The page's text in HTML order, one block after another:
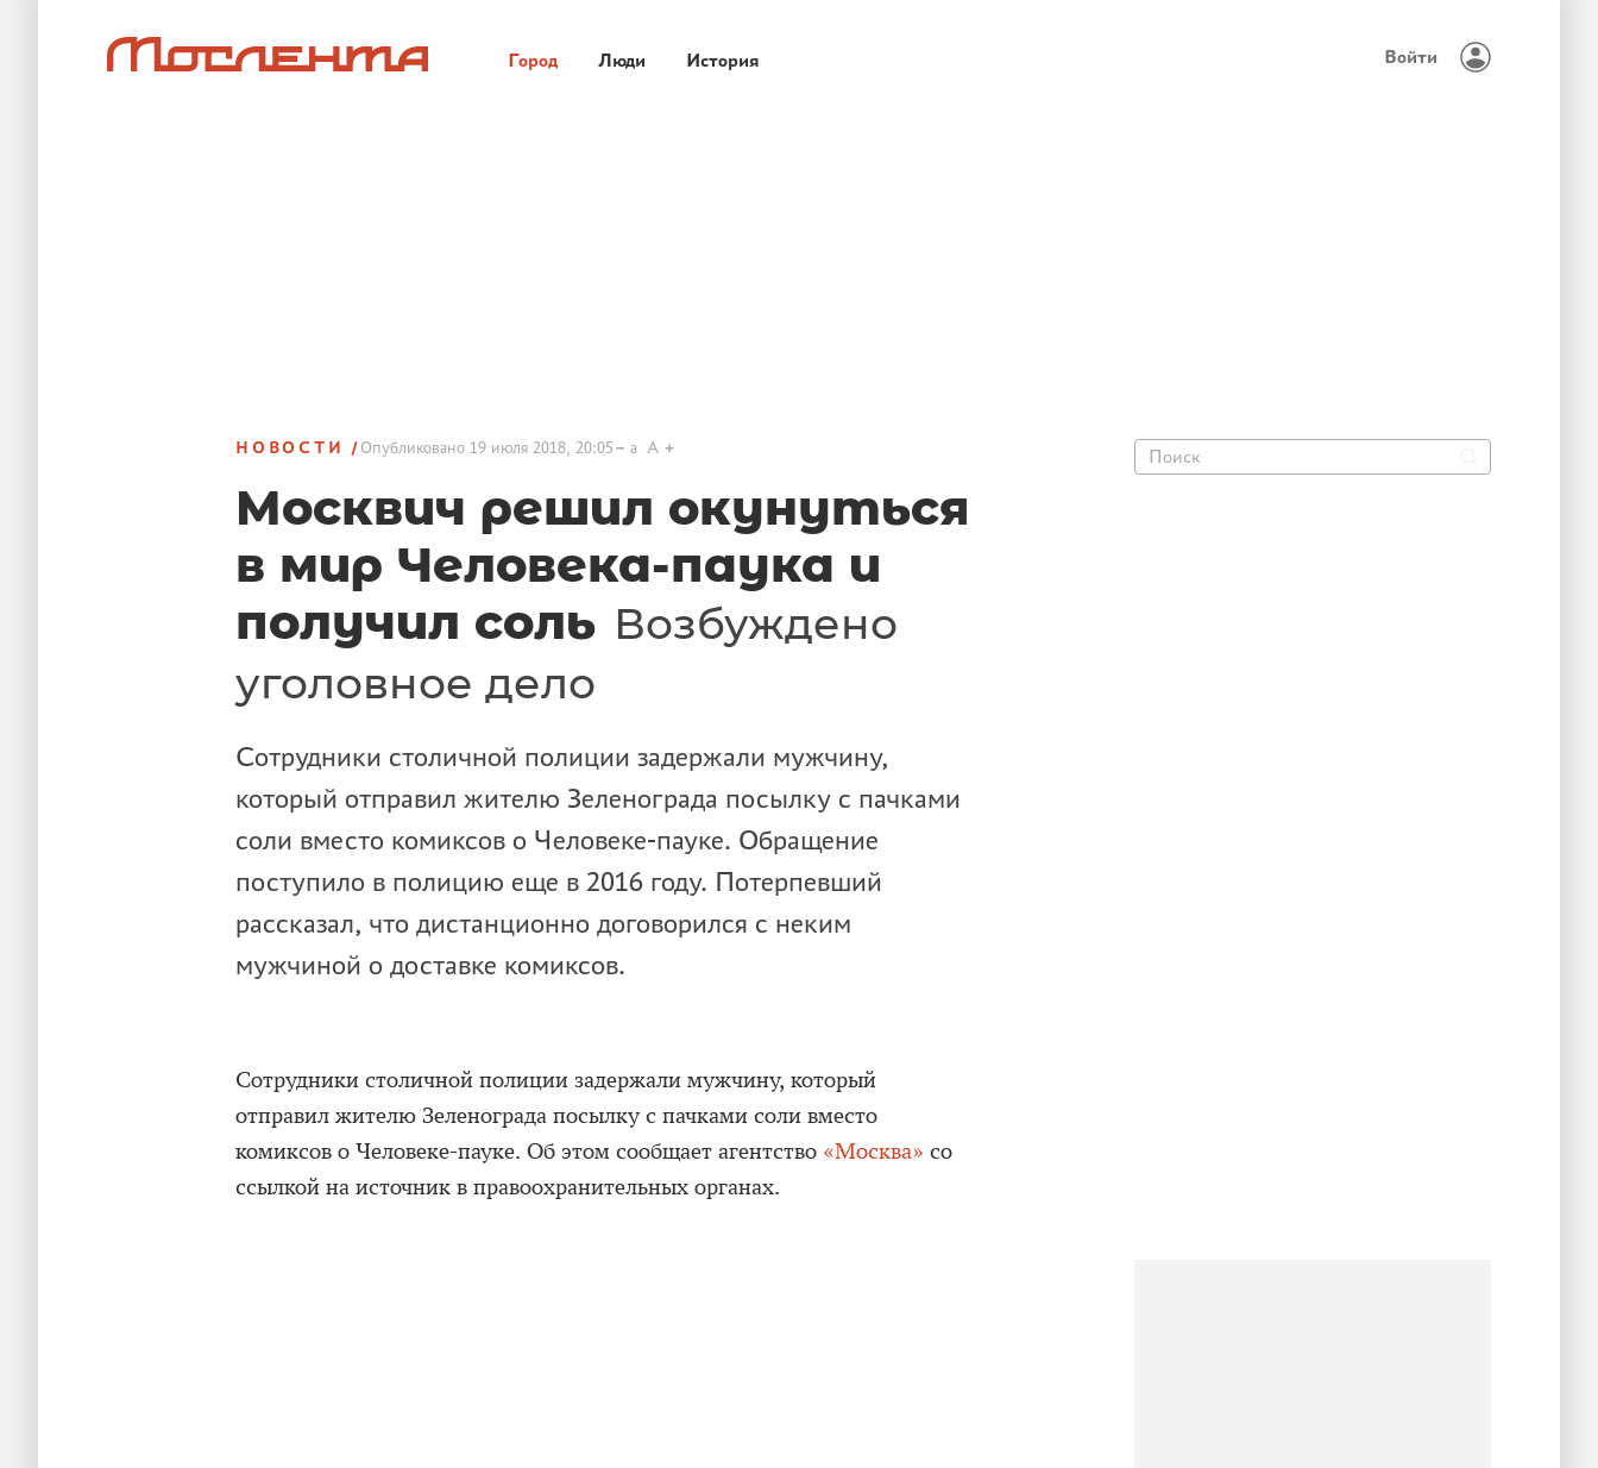
Город Люди История Войти
НОВОСТИ Опубликовано19 июля 2018, 20:05 a A
Москвич решил окунуться
в мир Человека-паука и
получил соль Возбуждено
уголовное дело
Сотрудники столичной полиции задержали мужчину,
который отправил жителю Зеленограда посылку с пачками
соли вместо комиксов о Человеке-пауке. Обращение
поступило в полицию еще в 2016 году. Потерпевший
рассказал, что дистанционно договорился с неким
мужчиной о доставке комиксов.
Сотрудники столичной полиции задержали мужчину, который
отправил жителю Зеленограда посылку с пачками соли вместо
комиксов о Человеке-пауке. Об этом сообщает агентство «Москва» со
ссылкой на источник в правоохранительных органах.